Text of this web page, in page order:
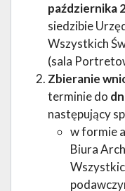
października
siedzibie
Wszystkich
(sala
Zbieranie
terminie do
następujący
w formie
Biura